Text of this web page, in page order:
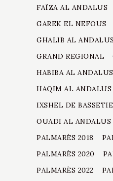
FAÏZA AL ANDALUS
GAREK EL NEFOUS
GHALIB AL
GRAND REGIONAL
HABIBA AL ANDALUS
HAQIM AL ANDALUS
IXSHEL DE BASSETIE
OUADI AL ANDALUS
PALMARÈS 2018
PALMARÈS 2020
PALMARÈS 2022